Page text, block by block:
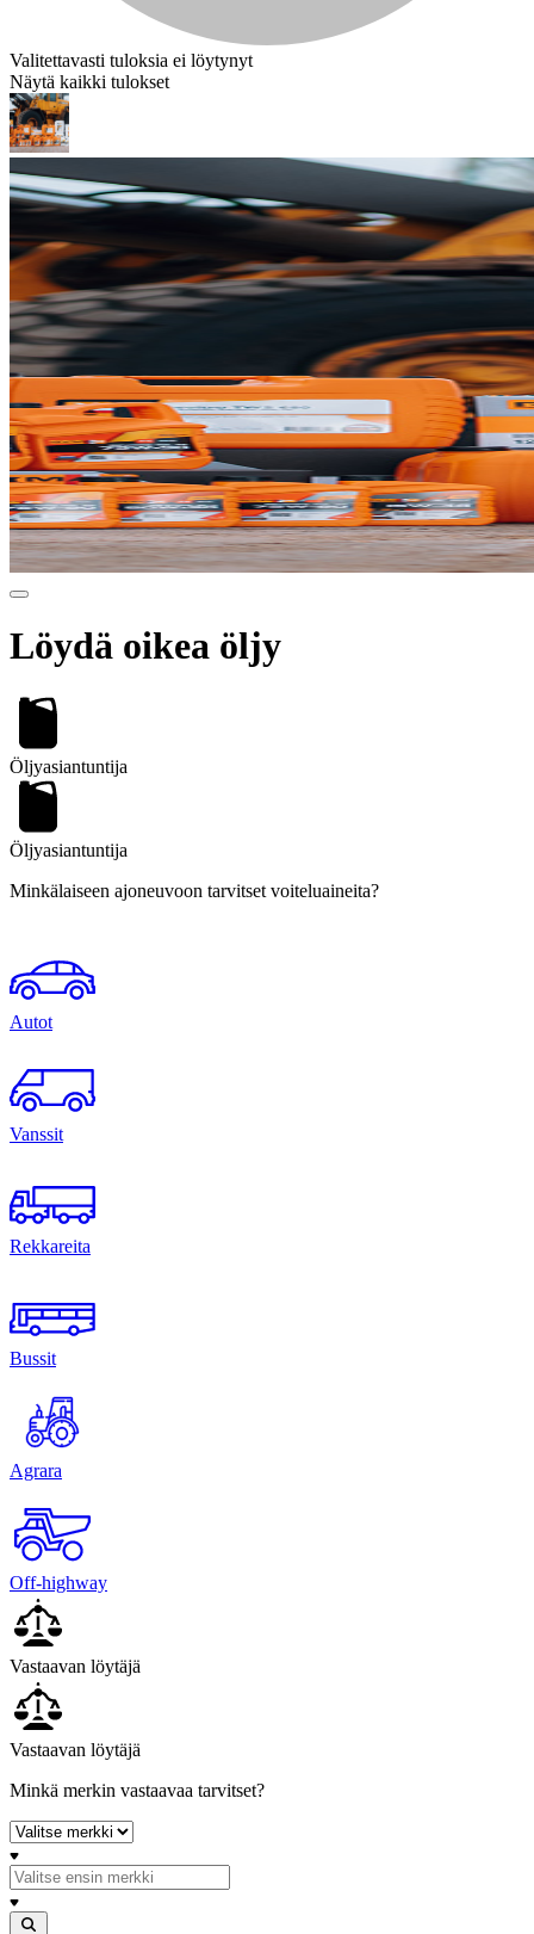
Valitettavasti tuloksia ei löytynyt
Näytä kaikki tulokset
Löydä oikea öljy
Öljyasiantuntija
Öljyasiantuntija
Minkälaiseen ajoneuvoon tarvitset voiteluaineita?
Autot
Vanssit
Rekkareita
Bussit
Agrara
Off-highway
Vastaavan löytäjä
Vastaavan löytäjä
Minkä merkin vastaavaa tarvitset?